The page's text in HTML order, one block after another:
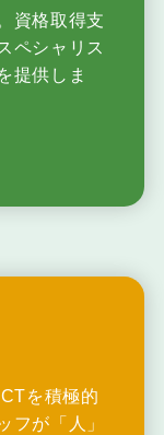
資格取得支
ペシャリス
提供しま
を積極的
フが「人」